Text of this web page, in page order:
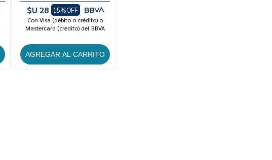
$U 28 15%OFF
Con Visa (débito o crédito) o
Mastercard (credito) del BBVA